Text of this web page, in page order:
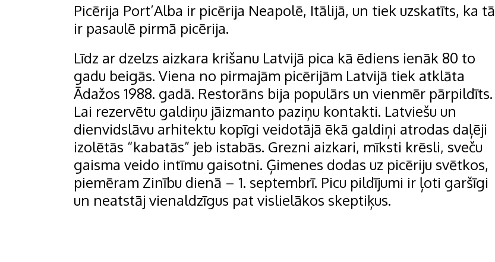
Picērija Port’Alba ir picērija Neapolē, Itālijā, un tiek uzskatīts, ka tā
ir pasaulē pirmā picērija.
Līdz ar dzelzs aizkara krišanu Latvijā pica kā ēdiens ienāk 80 to
gadu beigās. Viena no pirmajām picērijām Latvijā tiek atklāta
Ādažos 1988. gadā. Restorāns bija populārs un vienmēr pārpildīts.
Lai rezervētu galdiņu jāizmanto paziņu kontakti. Latviešu un
dienvidslāvu arhitektu kopīgi veidotājā ēkā galdiņi atrodas daļēji
izolētās “kabatās” jeb istabās. Grezni aizkari, mīksti krēsli, sveču
gaisma veido intīmu gaisotni. Ģimenes dodas uz picēriju svētkos,
piemēram Zinību dienā – 1. septembrī. Picu pildījumi ir ļoti garšīgi
un neatstāj vienaldzīgus pat vislielākos skeptiķus.